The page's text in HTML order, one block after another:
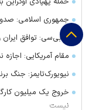
جمهوری اسلامی:
ای‌بی‌سی: توافق ایران و
مقام آمریکایی:
نیویورک‌تایمز: جنگ
نیست